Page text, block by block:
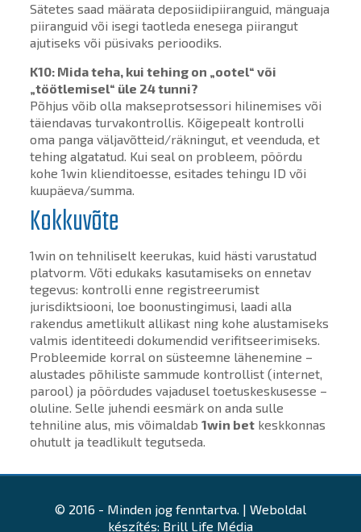
Sätetes saad määrata deposiidipiiranguid, mänguaja
piiranguid või isegi taotleda enesega piirangut
ajutiseks või püsivaks perioodiks.
K10: Mida teha, kui tehing on „ootel“ või
„töötlemisel“ üle 24 tunni?
Põhjus võib olla makseprotsessori hilinemises või
täiendavas turvakontrollis. Kõigepealt kontrolli
oma panga väljavõtteid/räkningut, et veenduda, et
tehing algatatud. Kui seal on probleem, pöördu
kohe 1win klienditoesse, esitades tehingu ID või
kuupäeva/summa.
Kokkuvõte
1win on tehniliselt keerukas, kuid hästi varustatud
platvorm. Võti edukaks kasutamiseks on ennetav
tegevus: kontrolli enne registreerumist
jurisdiktsiooni, loe boonustingimusi, laadi alla
rakendus ametlikult allikast ning kohe alustamiseks
valmis identiteedi dokumendid verifitseerimiseks.
Probleemide korral on süsteemne lähenemine –
alustades põhiliste sammude kontrollist (internet,
parool) ja pöördudes vajadusel toetuskeskusesse –
oluline. Selle juhendi eesmärk on anda sulle
tehniline alus, mis võimaldab 1win betkeskkonnas
ohutult ja teadlikult tegutseda.
© 2016 - Minden jog fenntartva. | Weboldal
készítés: Brill Life Média